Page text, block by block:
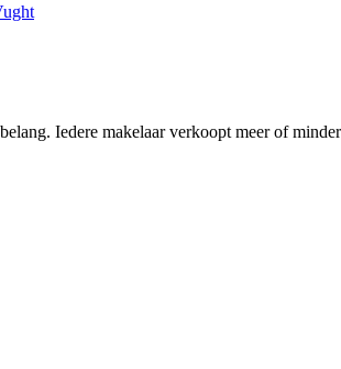
Iedere makelaar verkoopt meer of